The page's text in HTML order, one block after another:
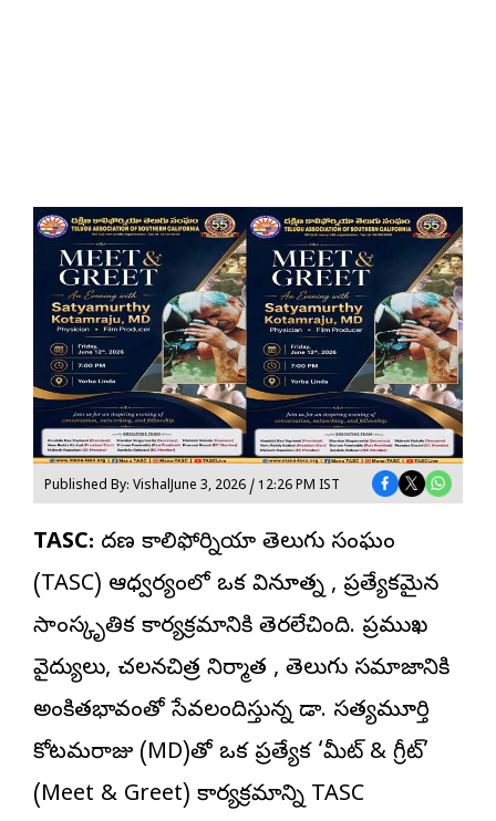
Published By: VishalJune 3, 2026 / 12:26 PM IST
TASC: దక్షిణ కాలిఫోర్నియా తెలుగు సంఘం
(TASC) ఆధ్వర్యంలో ఒక వినూత్న , ప్రత్యేకమైన
సాంస్కృతిక కార్యక్రమానికి తెరలేచింది. ప్రముఖ
వైద్యులు, చలనచిత్ర నిర్మాత , తెలుగు సమాజానికి
అంకితభావంతో సేవలందిస్తున్న డా. సత్యమూర్తి
కోటమరాజు (MD)తో ఒక ప్రత్యేక ‘మీట్ & గ్రీట్’
(Meet & Greet) కార్యక్రమాన్ని TASC